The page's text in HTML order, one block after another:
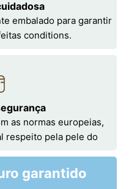
embalado para garantir
conditions.
as normas europeias,
respeito pela pele do
garantido